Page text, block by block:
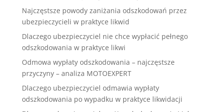
Najczęstsze powody zaniżania odszkodowań przez
ubezpieczycieli w praktyce likwid
Dlaczego ubezpieczyciel nie chce wypłacić pełnego
odszkodowania w praktyce likwi
Odmowa wypłaty odszkodowania – najczęstsze
przyczyny – analiza MOTOEXPERT
Dlaczego ubezpieczyciel odmawia wypłaty
odszkodowania po wypadku w praktyce likwidacji